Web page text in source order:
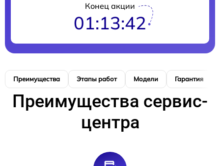
Конец акции
01:13:41
Преимущества Этапы работ Модели Гарантия
Преимущества сервис-
центра